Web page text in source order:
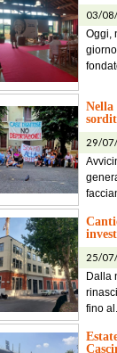
03/
Oggi,
29/
25/
Dalla
fino